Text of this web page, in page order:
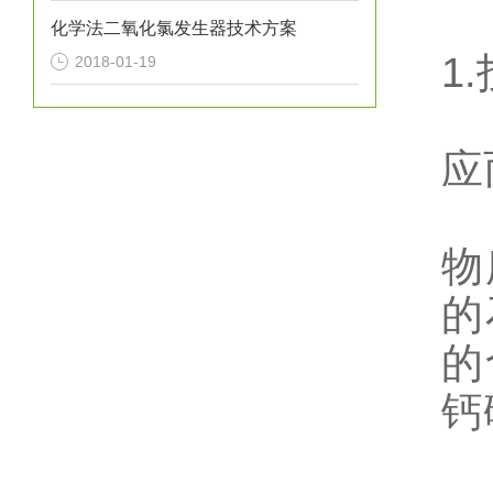
化学法二氧化氯发生器技术方案
2018-01-19
1.
钙